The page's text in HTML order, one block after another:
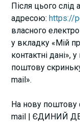
Після цього слід
адресою:https://
власного
у вкладку «Мій
контактні дані»,
поштову
mail».
На нову поштову
mail | ЄДИНИЙ